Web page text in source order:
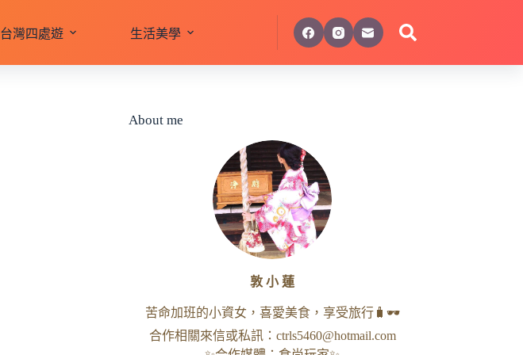
台灣四處遊 生活美學
About me
敦 小 蓮
苦命加班的小資女，喜愛美食，享受旅行🧳🕶
合作相關來信或私訊： ctrls5460@hotmail.com